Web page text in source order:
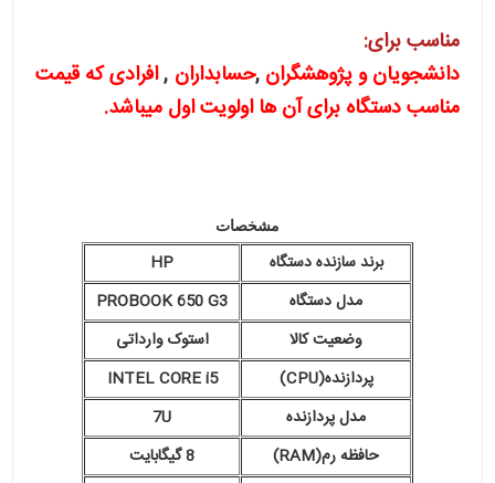
مناسب برای:
دانشجویان و پژوهشگران,حسابداران ,افرادی که قیمت
مناسب دستگاه برای آن ها اولویت اول میباشد.
مشخصات
برند سازنده دستگاه
HP
مدل دستگاه
PROBOOK 650 G3
وضعیت کالا
استوک وارداتی
پردازنده(CPU)
INTEL CORE i5
مدل پردازنده
7U
حافظه رم(RAM)
8 گیگابایت